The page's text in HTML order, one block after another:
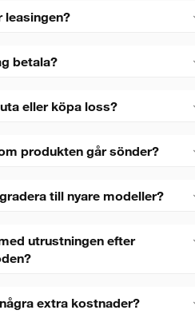
leasingen?
betala?
eller köpa loss?
produkten går sönder?
till nyare modeller?
utrustningen efter
extra kostnader?